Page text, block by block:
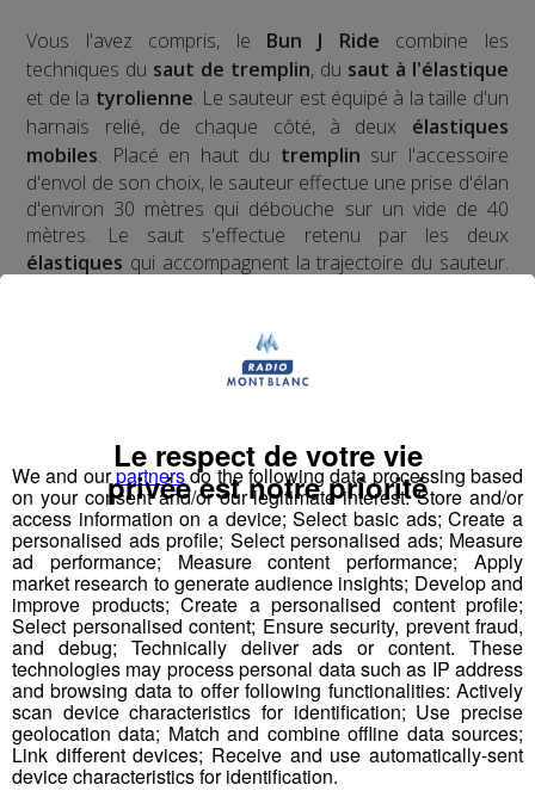
Vous l'avez compris, le Bun J Ride combine les
techniques du saut de tremplin, du saut à l'élastique
et de la tyrolienne. Le sauteur est équipé à la taille d'un
harnais relié, de chaque côté, à deux élastiques
mobiles. Placé en haut du tremplin sur l'accessoire
d'envol de son choix, le sauteur effectue une prise d'élan
d'environ 30 mètres qui débouche sur un vide de 40
mètres. Le saut s'effectue retenu par les deux
élastiques qui accompagnent la trajectoire du sauteur.
​Deux ans d'études, de tests, d'homologations,
tremplin de saut à l'élastique au monde.
Pour la version hivernale, c'est unsaut à l'élastique
en ski!
Partager sur Facebook
We and ourpartnersdo the following data processing based
on your consent and/or our legitimate interest: Store and/or
access information on a device; Select basic ads; Create a
personalised ads profile; Select personalised ads; Measure
ad performance; Measure content performance; Apply
market research to generate audience insights; Develop and
improve products; Create a personalised content profile;
Select personalised content; Ensure security, prevent fraud,
and debug; Technically deliver ads or content. These
technologies may process personal data such as IP address
and browsing data to offer following functionalities: Actively
scan device characteristics for identification; Use precise
geolocation data; Match and combine offline data sources;
Link different devices; Receive and use automatically-sent
device characteristics for identification.
Le respect de votre vie
privée est notre priorité